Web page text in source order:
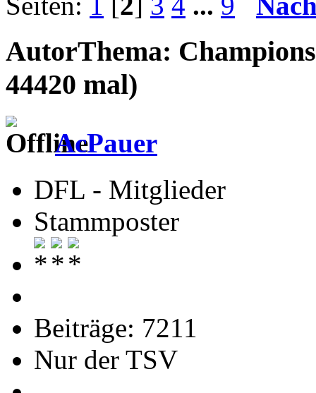
AutorThema:
44420 mal)
AcPauer
DFL - Mitglieder
Stammposter
Beiträge: 7211
Nur der TSV